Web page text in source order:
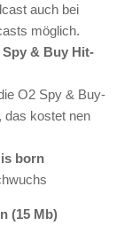
auch bei
möglich.
Spy & Buy Hit-
O2 Spy & Buy-
das kostet nen
born
(15 Mb)